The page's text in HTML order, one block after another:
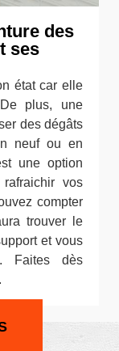
des
ses
état car elle
plus, une
des dégâts
neuf ou en
une option
vos
compter
trouver le
et vous
Faites dès